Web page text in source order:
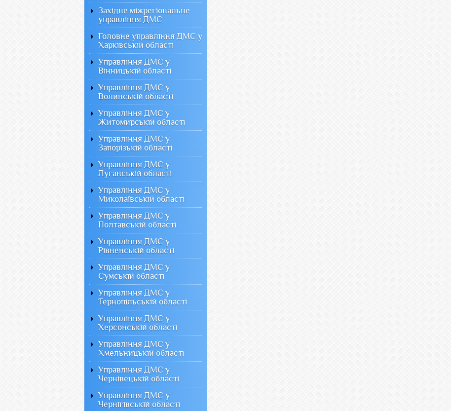
Західне міжрегіональне
управління ДМС
Головне управління ДМС у
Харківській області
Управління ДМС у
Вінницькій області
Управління ДМС у
Волинській області
Управління ДМС у
Житомирській області
Управління ДМС у
Запорізькій області
Управління ДМС у
Луганській області
Управління ДМС у
Миколаївській області
Управління ДМС у
Полтавській області
Управління ДМС у
Рівненській області
Управління ДМС у
Сумській області
Управління ДМС у
Тернопільській області
Управління ДМС у
Херсонській області
Управління ДМС у
Хмельницькій області
Управління ДМС у
Чернівецькій області
Управління ДМС у
Чернігівській області